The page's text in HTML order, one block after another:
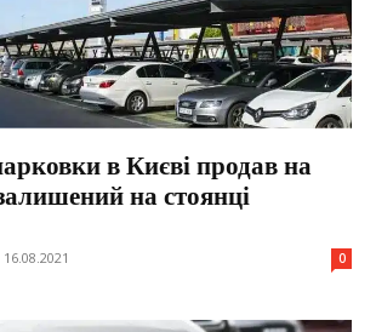
в Києві продав на
на стоянці
16.08.2021 0